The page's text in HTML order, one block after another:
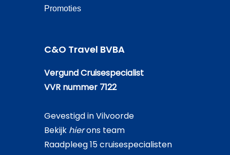
Promoties
C&O Travel BVBA
Vergund Cruisespecialist
VVR nummer 7122
Gevestigd in Vilvoorde
Bekijk hierons team
Raadpleeg 15 cruisespecialisten